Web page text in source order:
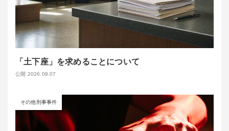
「土下座」を求めることについて
公開 2026.08.07
その他刑事事件